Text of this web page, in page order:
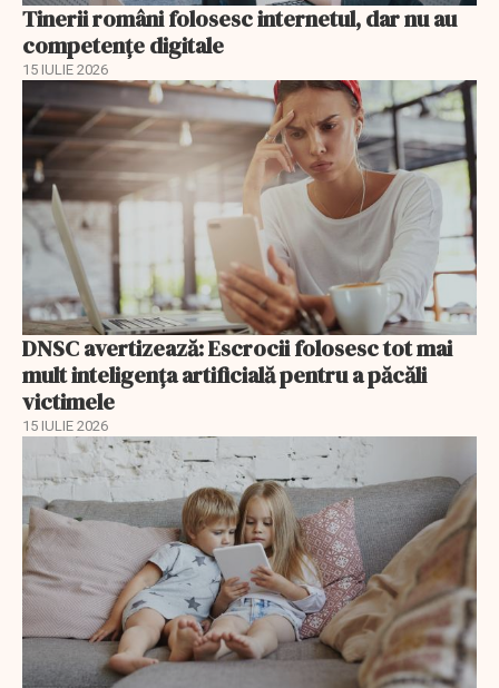
Tinerii români folosesc internetul, dar nu au
competențe digitale
15 IULIE 2026
DNSC avertizează: Escrocii folosesc tot mai
mult inteligența artificială pentru a păcăli
victimele
15 IULIE 2026